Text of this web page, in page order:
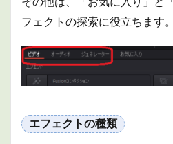
フェクトの探索に役立ちます。
エフェクトの種類